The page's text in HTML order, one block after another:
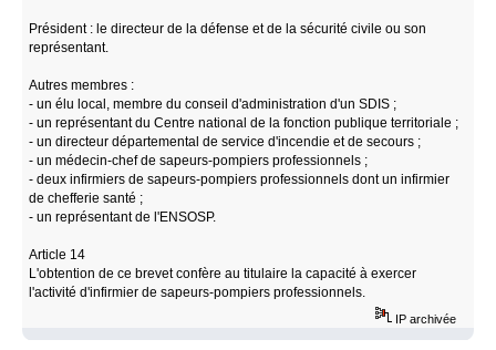
Président : le directeur de la défense et de la sécurité civile ou son
représentant.
Autres membres :
- un élu local, membre du conseil d'administration d'un SDIS ;
- un représentant du Centre national de la fonction publique territoriale ;
- un directeur départemental de service d'incendie et de secours ;
- un médecin-chef de sapeurs-pompiers professionnels ;
- deux infirmiers de sapeurs-pompiers professionnels dont un infirmier
de chefferie santé ;
- un représentant de l'ENSOSP.
Article 14
L'obtention de ce brevet confère au titulaire la capacité à exercer
l'activité d'infirmier de sapeurs-pompiers professionnels.
IP archivée